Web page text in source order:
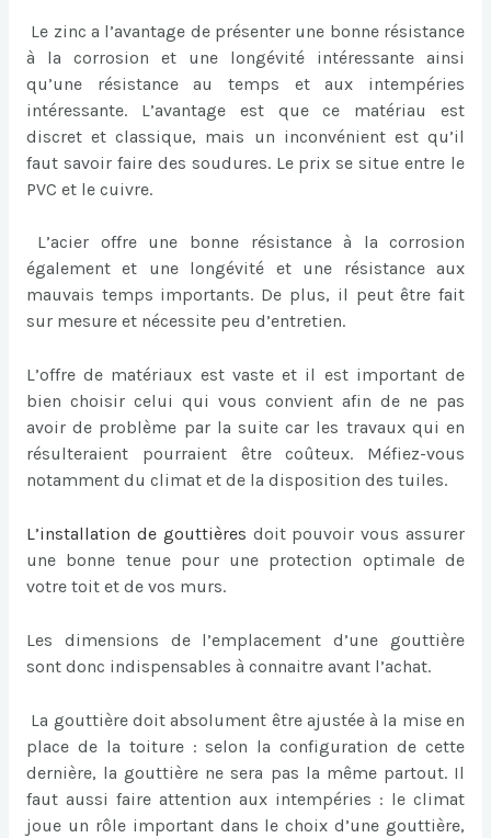
Le zinc a l’avantage de présenter une bonne résistance
à la corrosion et une longévité intéressante ainsi
qu’une résistance au temps et aux intempéries
intéressante. L’avantage est que ce matériau est
discret et classique, mais un inconvénient est qu’il
faut savoir faire des soudures. Le prix se situe entre le
PVC et le cuivre.
L’acier offre une bonne résistance à la corrosion
également et une longévité et une résistance aux
mauvais temps importants. De plus, il peut être fait
sur mesure et nécessite peu d’entretien.
L’offre de matériaux est vaste et il est important de
bien choisir celui qui vous convient afin de ne pas
avoir de problème par la suite car les travaux qui en
résulteraient pourraient être coûteux. Méfiez-vous
notamment du climat et de la disposition des tuiles.
L’installation de gouttières doit pouvoir vous assurer
une bonne tenue pour une protection optimale de
votre toit et de vos murs.
Les dimensions de l’emplacement d’une gouttière
sont donc indispensables à connaitre avant l’achat.
La gouttière doit absolument être ajustée à la mise en
place de la toiture : selon la configuration de cette
dernière, la gouttière ne sera pas la même partout. Il
faut aussi faire attention aux intempéries : le climat
joue un rôle important dans le choix d’une gouttière,